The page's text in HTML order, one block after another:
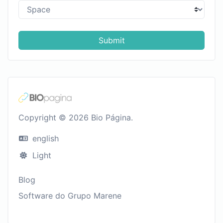
Submit
Copyright © 2026 Bio Página.
english
Light
Blog
Software do Grupo Marene